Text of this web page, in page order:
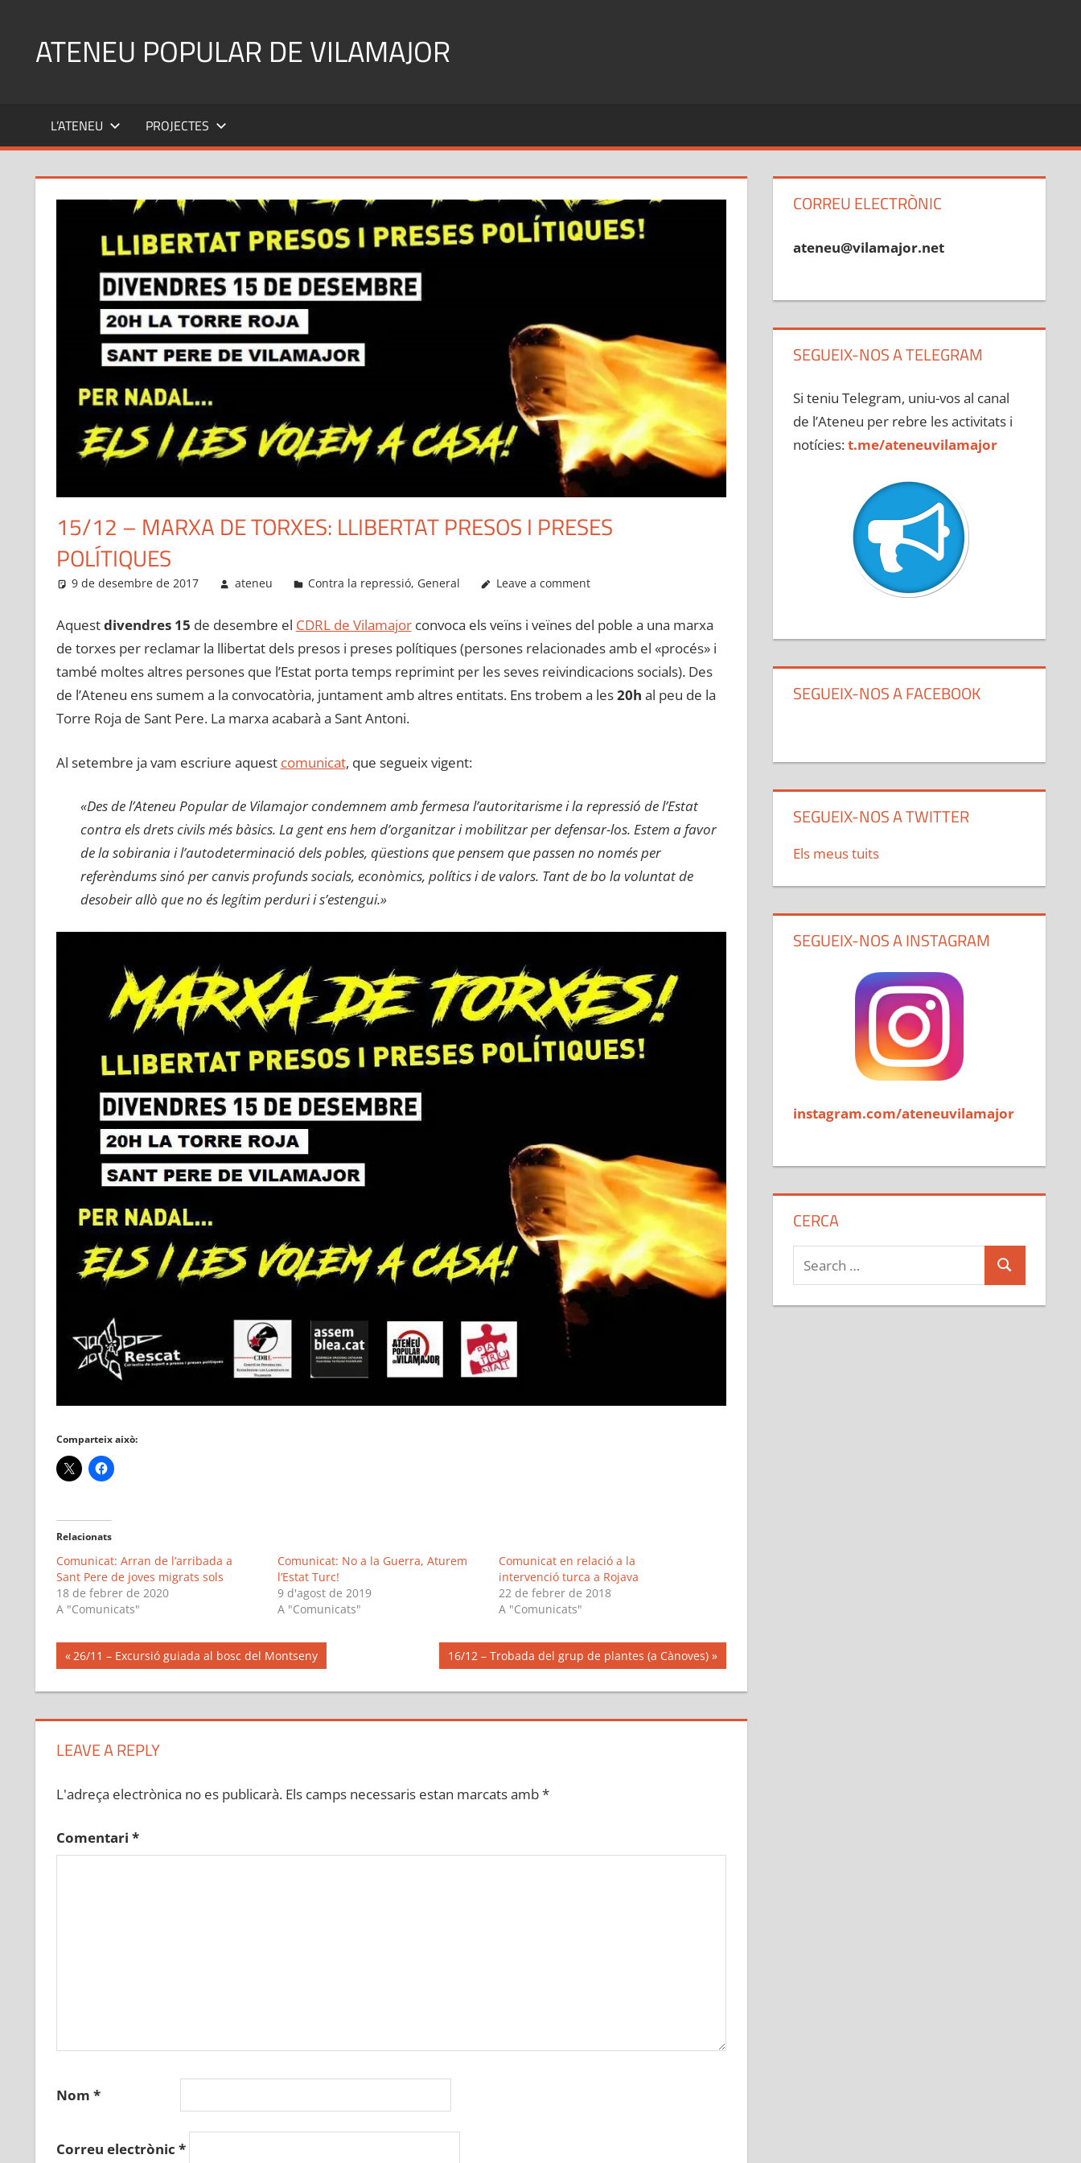
contentATENEU POPULAR DE VILAMAJOR
L’ATENEU PROJECTES
15/12 – MARXA DE TORXES: LLIBERTAT PRESOS I PRESES
POLÍTIQUES
9 de desembre de 2017 ateneu Contra la repressió, General Leave a comment
Aquestdivendres 15 de desembre el CDRL de Vilamajorconvoca els veïns i veïnes del poble a una marxa
de torxes per reclamar la llibertat dels presos i preses polítiques (persones relacionades amb el «procés» i
també moltes altres persones que l’Estat porta temps reprimint per les seves reivindicacions socials). Des
de l’Ateneu ens sumem a la convocatòria, juntament amb altres entitats. Ens trobem a les20h al peu de la
Torre Roja de Sant Pere. La marxa acabarà a Sant Antoni.
Al setembre ja vam escriure aquest comunicat, que segueix vigent:
«Des de l’Ateneu Popular de Vilamajor condemnem amb fermesa l’autoritarisme i la repressió de l’Estat
contra els drets civils més bàsics. La gent ens hem d’organitzar i mobilitzar per defensar-los. Estem a favor
de la sobirania i l’autodeterminació dels pobles, qüestions que pensem que passen no només per
referèndums sinó per canvis profunds socials, econòmics, polítics i de valors. Tant de bo la voluntat de
desobeir allò que no és legítim perduri i s’estengui.»
Comparteix això:
Relacionats
Comunicat: Arran de l’arribada a
Sant Pere de joves migrats sols
18 de febrer de 2020
A "Comunicats"
Comunicat: No a la Guerra, Aturem
l’Estat Turc!
9 d'agost de 2019
A "Comunicats"
Comunicat en relació a la
intervenció turca a Rojava
22 de febrer de 2018
A "Comunicats"
Navegació
d'entrades
Previous
Post:
26/11 – Excursió guiada al bosc del Montseny
Next
Post:
16/12 – Trobada del grup de plantes (a Cànoves)
LEAVE A REPLY
L'adreça electrònica no es publicarà. Els camps necessaris estan marcats amb*
Comentari *
Nom *
Correu electrònic *
CORREU ELECTRÒNIC
ateneu@vilamajor.net
SEGUEIX-NOS A TELEGRAM
Si teniu Telegram, uniu-vos al canal
de l’Ateneu per rebre les activitats i
notícies:t.me/ateneuvilamajor
SEGUEIX-NOS A FACEBOOK
SEGUEIX-NOS A TWITTER
Els meus tuits
SEGUEIX-NOS A INSTAGRAM
instagram.com/ateneuvilamajor
CERCA
Search
for:
Search